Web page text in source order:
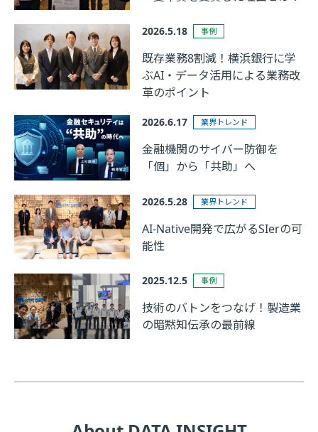
2026.5.18 事例
既存業務8割減！横浜銀行に学
ぶAI・データ活用による業務改
革のポイント
2026.6.17 業界トレンド
金融機関のサイバー防御を
「個」から「共助」へ
2026.5.28 業界トレンド
AI-Native開発で広がるSIerの可
能性
2025.12.5 事例
技術のバトンをつなげ！製造業
の暗黙知伝承の最前線